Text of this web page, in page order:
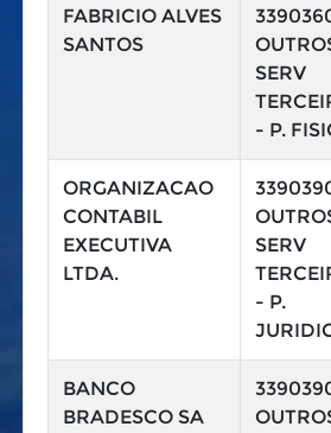
FABRICIO ALVES
SANTOS
SERV
- P.
ORGANIZACAO
CONTABIL
EXECUTIVA
LTDA.
SERV
- P.
BANCO
BRADESCO SA